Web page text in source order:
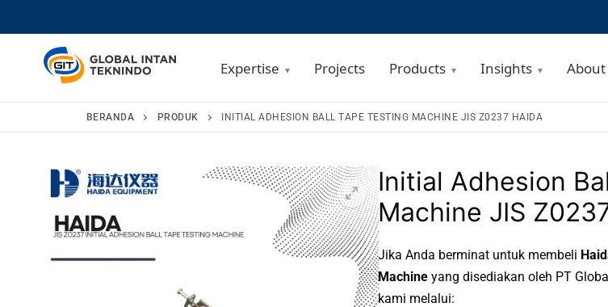
Expertise Projects Products Insights
BERANDA PRODUK INITIAL ADHESION BALL TAPE TESTING MACHINE JIS Z0237 HAIDA
🔍
Initial Adhesion
Machine JIS
Jika Anda berminat untuk membeli
Machine yang disediakan oleh PT
kami melalui: